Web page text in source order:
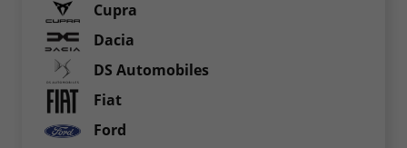
Cupra
Dacia
DS Automobiles
Fiat
Ford